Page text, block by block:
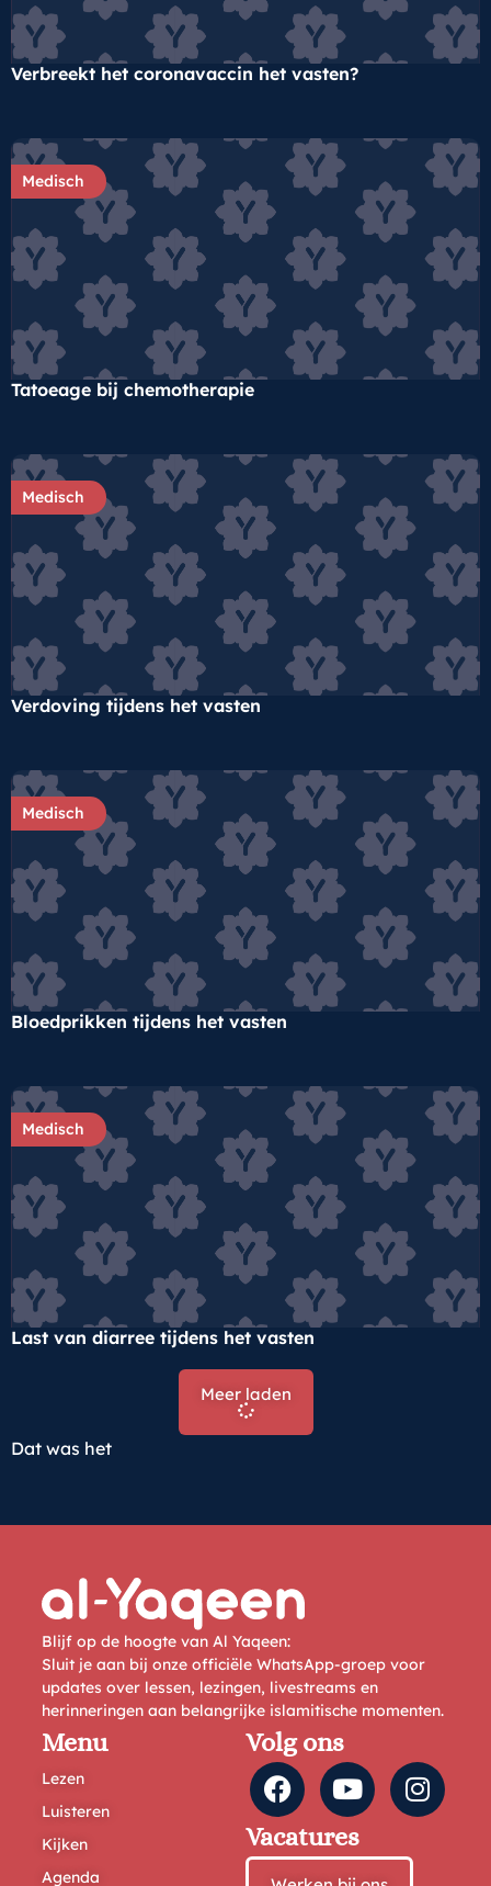
Verbreekt het coronavaccin het vasten?
Medisch
Tatoeage bij chemotherapie
Medisch
Verdoving tijdens het vasten
Medisch
Bloedprikken tijdens het vasten
Medisch
Last van diarree tijdens het vasten
Meer laden
Dat was het
Blijf op de hoogte van Al Yaqeen:
Sluit je aan bij onze officiële WhatsApp-groep voor
updates over lessen, lezingen, livestreams en
herinneringen aan belangrijke islamitische momenten.
Menu
Lezen
Luisteren
Kijken
Agenda
Volg ons
Vacatures